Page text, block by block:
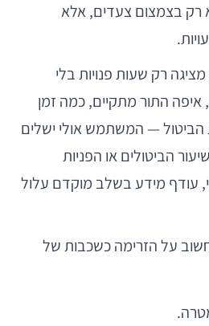
בצמצום צעדים, אלא
רק שעות פנויות בלי
איפה התור מתקיים, כמה זמן
הביטול — המשתמש אולי ישלים
הביטולים או הפניות
עודף מידע בשלב מוקדם עלול
על הזרימה כשכבות של